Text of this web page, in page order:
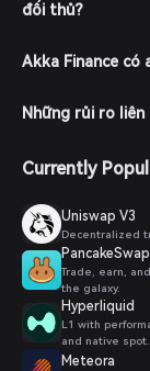
đối thủ?
Akka Finance có
Những rủi ro liên
Currently
Uniswap V3
Decentralized
PancakeSwap
Trade, earn,
the galaxy.
Hyperliquid
L1 with
and native spot.
Meteora